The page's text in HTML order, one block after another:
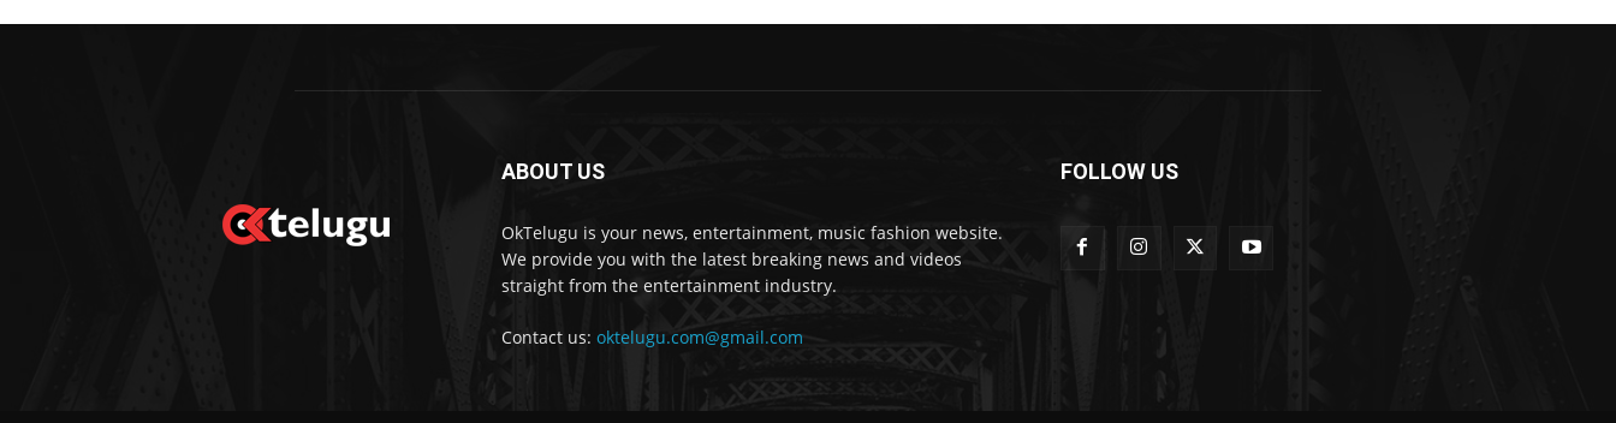
ABOUT US
OkTelugu is your news, entertainment, music fashion website.
We provide you with the latest breaking news and videos
straight from the entertainment industry.
Contact us: oktelugu.com@gmail.com
FOLLOW US